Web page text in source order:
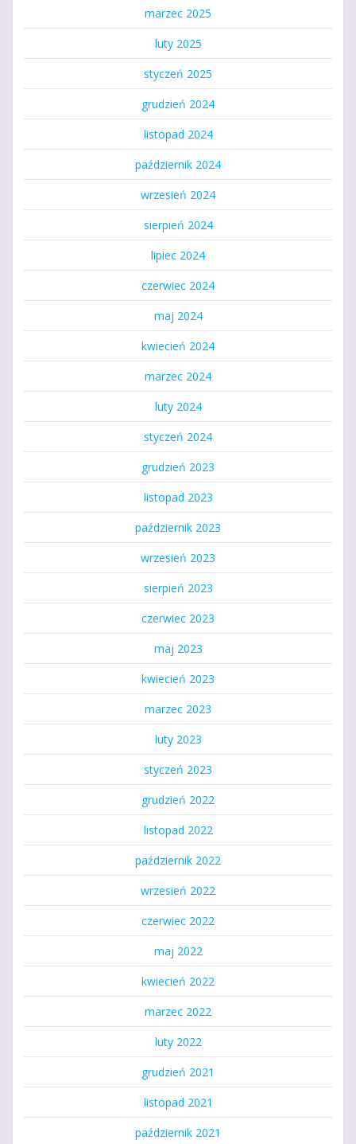
marzec 2025
luty 2025
styczeń 2025
grudzień 2024
listopad 2024
październik 2024
wrzesień 2024
sierpień 2024
lipiec 2024
czerwiec 2024
maj 2024
kwiecień 2024
marzec 2024
luty 2024
styczeń 2024
grudzień 2023
listopad 2023
październik 2023
wrzesień 2023
sierpień 2023
czerwiec 2023
maj 2023
kwiecień 2023
marzec 2023
luty 2023
styczeń 2023
grudzień 2022
listopad 2022
październik 2022
wrzesień 2022
czerwiec 2022
maj 2022
kwiecień 2022
marzec 2022
luty 2022
grudzień 2021
listopad 2021
październik 2021